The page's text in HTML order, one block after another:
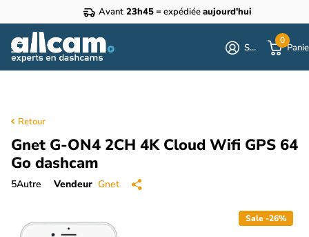
Avant 23h45= expédiéeaujourd'hui
S'identifier
0
Retour
Gnet G-ON4 2CH 4K Cloud Wifi GPS 64
Go dashcam
5Autre Vendeur Gnet
Sale -26%